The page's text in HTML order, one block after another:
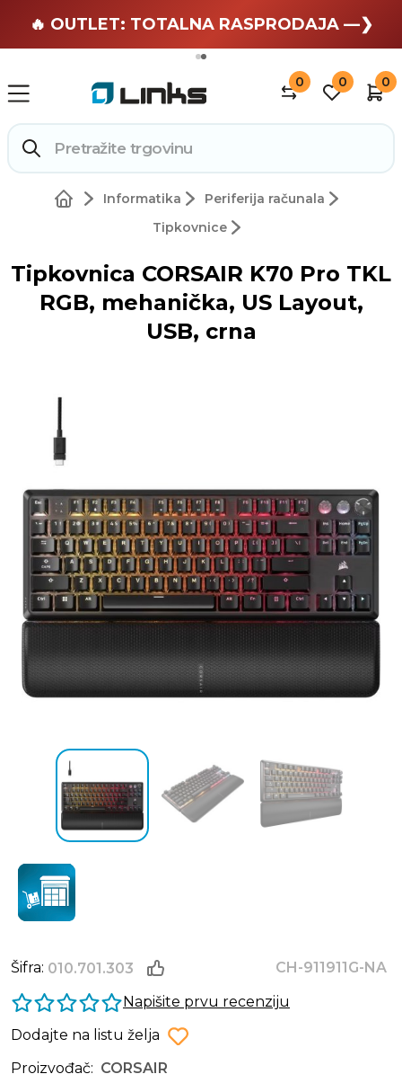
🏄 Zaslužuješ odmor —❯
🔥 OUTLET: TOTALNA RASPRODAJA —❯
0 0 0
Informatika
Periferija računala
Tipkovnice
Tipkovnica CORSAIR K70 Pro TKL
RGB, mehanička, US Layout,
USB, crna
Šifra: 010.701.303
CH-911911G-NA
Napišite prvu recenziju
Dodajte na listu želja
Proizvođač: CORSAIR